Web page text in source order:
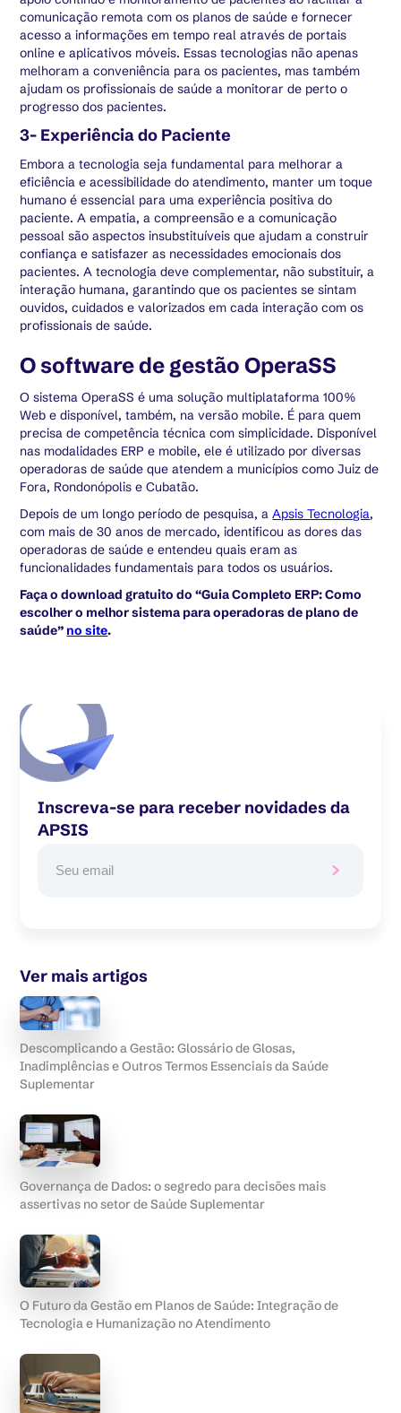
comunicação remota com os planos de saúde e fornecer
acesso a informações em tempo real através de portais
online e aplicativos móveis. Essas tecnologias não apenas
melhoram a conveniência para os pacientes, mas também
ajudam os profissionais de saúde a monitorar de perto o
progresso dos pacientes.
3- Experiência do Paciente
Embora a tecnologia seja fundamental para melhorar a
eficiência e acessibilidade do atendimento, manter um toque
humano é essencial para uma experiência positiva do
paciente. A empatia, a compreensão e a comunicação
pessoal são aspectos insubstituíveis que ajudam a construir
confiança e satisfazer as necessidades emocionais dos
pacientes. A tecnologia deve complementar, não substituir, a
interação humana, garantindo que os pacientes se sintam
ouvidos, cuidados e valorizados em cada interação com os
profissionais de saúde.
O software de gestão OperaSS
O sistema OperaSS é uma solução multiplataforma 100%
Web e disponível, também, na versão mobile. É para quem
precisa de competência técnica com simplicidade. Disponível
nas modalidades ERP e mobile, ele é utilizado por diversas
operadoras de saúde que atendem a municípios como Juiz de
Fora, Rondonópolis e Cubatão.
Depois de um longo período de pesquisa, aApsis Tecnologia,
com mais de 30 anos de mercado, identificou as dores das
operadoras de saúde e entendeu quais eram as
funcionalidades fundamentais para todos os usuários.
Faça o download gratuito do “Guia Completo ERP: Como
escolher o melhor sistema para operadoras de plano de
saúde” no site.
Inscreva-se para receber novidades da
APSIS
Ver mais artigos
Descomplicando a Gestão: Glossário de Glosas,
Inadimplências e Outros Termos Essenciais da Saúde
Suplementar
Governança de Dados: o segredo para decisões mais
assertivas no setor de Saúde Suplementar
O Futuro da Gestão em Planos de Saúde: Integração de
Tecnologia e Humanização no Atendimento